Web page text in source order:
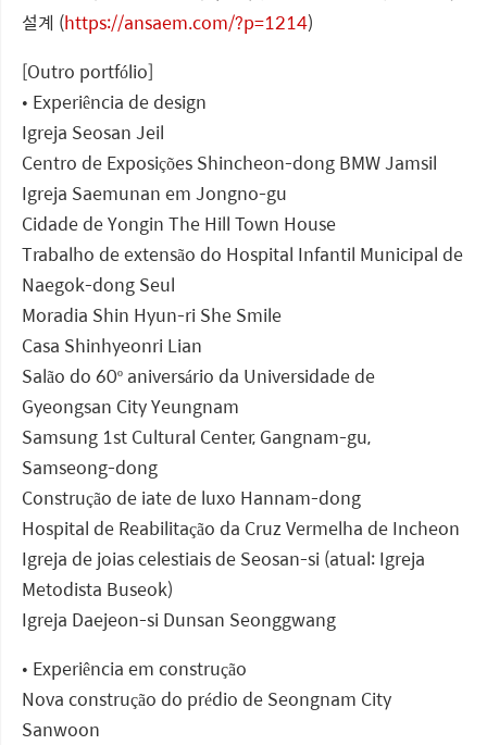
설계 (https://ansaem.com/?p=1214)
[Outro portfólio]
• Experiência de design
Igreja Seosan Jeil
Centro de Exposições Shincheon-dong BMW Jamsil
Igreja Saemunan em Jongno-gu
Cidade de Yongin The Hill Town House
Trabalho de extensão do Hospital Infantil Municipal de
Naegok-dong Seul
Moradia Shin Hyun-ri She Smile
Casa Shinhyeonri Lian
Salão do 60º aniversário da Universidade de
Gyeongsan City Yeungnam
Samsung 1st Cultural Center, Gangnam-gu,
Samseong-dong
Construção de iate de luxo Hannam-dong
Hospital de Reabilitação da Cruz Vermelha de Incheon
Igreja de joias celestiais de Seosan-si (atual: Igreja
Metodista Buseok)
Igreja Daejeon-si Dunsan Seonggwang
• Experiência em construção
Nova construção do prédio de Seongnam City
Sanwoon